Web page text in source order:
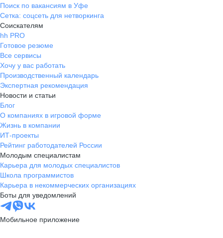
Поиск по вакансиям в Уфе
Сетка: соцсеть для нетворкинга
Соискателям
hh PRO
Готовое резюме
Все сервисы
Хочу у вас работать
Производственный календарь
Экспертная рекомендация
Новости и статьи
Блог
О компаниях в игровой форме
Жизнь в компании
ИТ-проекты
Рейтинг работодателей России
Молодым специалистам
Карьера для молодых специалистов
Школа программистов
Карьера в некоммерческих организациях
Боты для уведомлений
Мобильное приложение